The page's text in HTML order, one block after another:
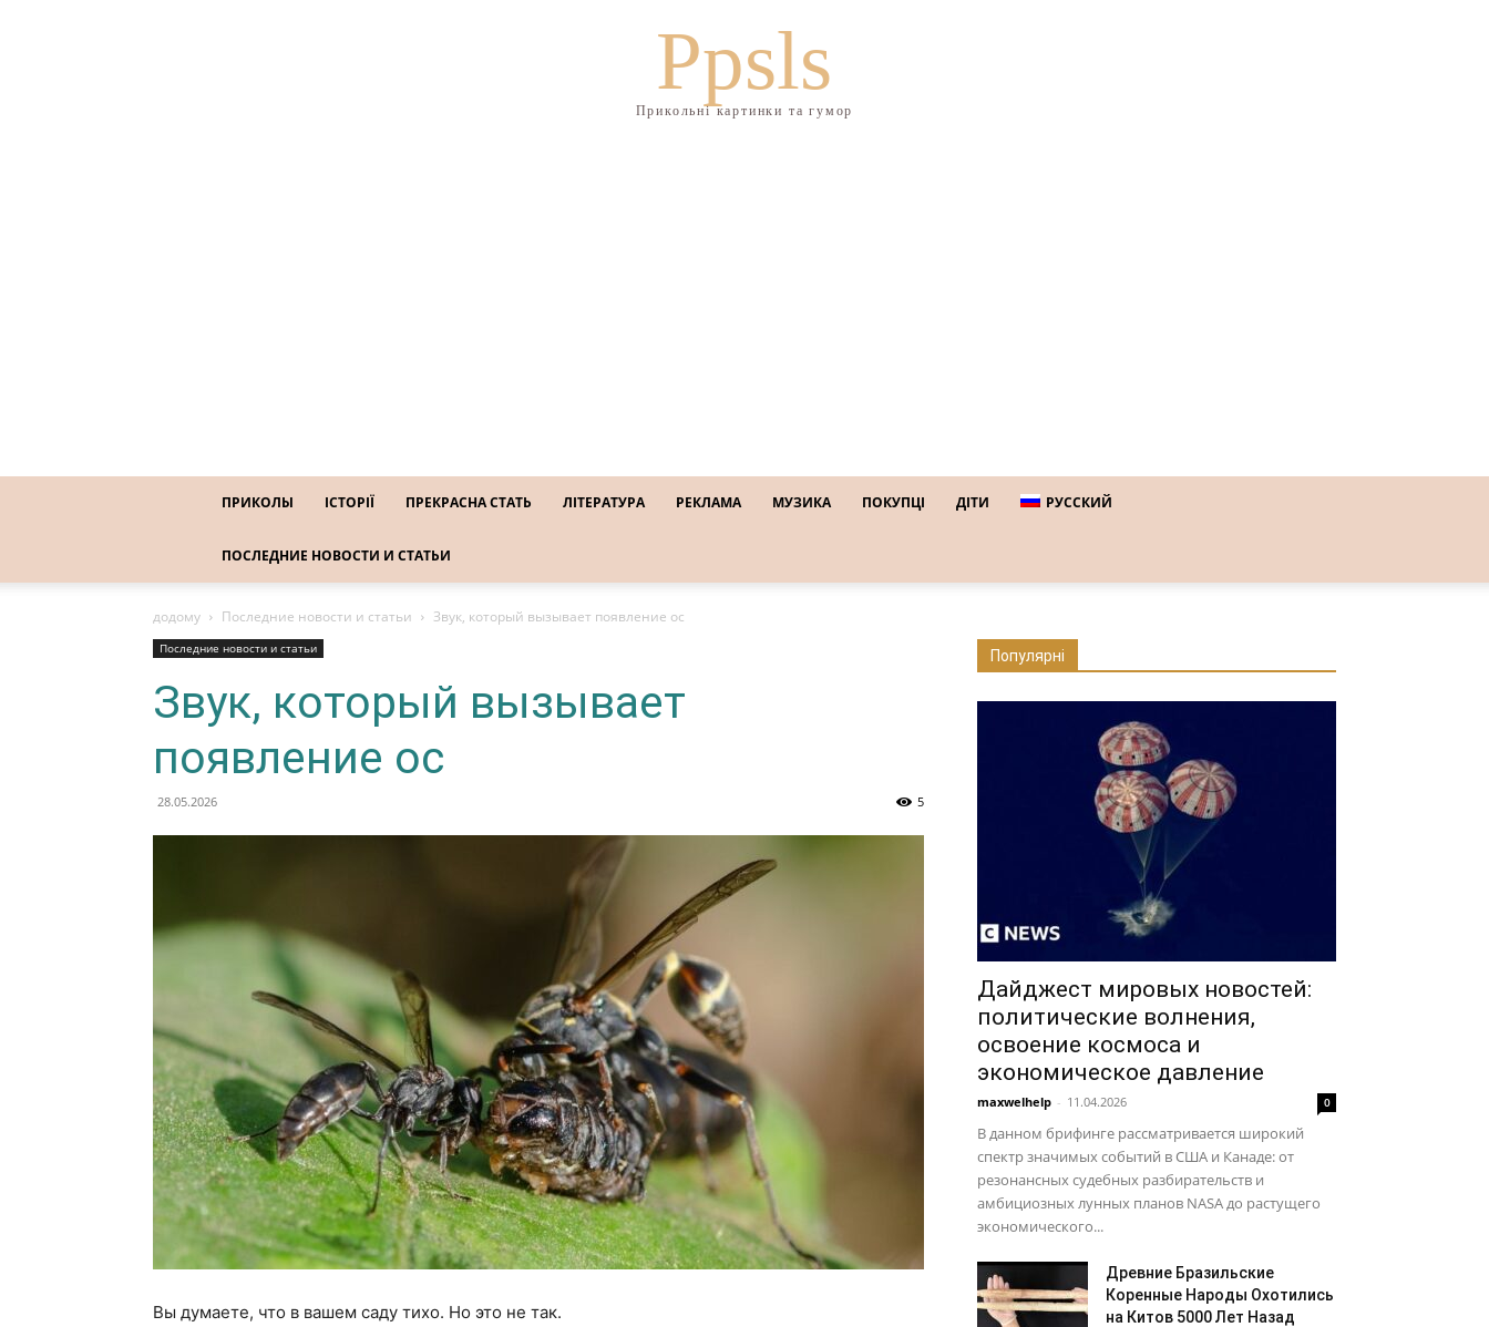
Ppsls
Прикольні картинки та гумор
ПРИКОЛЫ ІСТОРІЇ ПРЕКРАСНА СТАТЬ ЛІТЕРАТУРА РЕКЛАМА МУЗИКА ПОКУПЦІ ДІТИ РУССКИЙ
ПОСЛЕДНИЕ НОВОСТИ И СТАТЬИ
додому Последние новости и статьи Звук, который вызывает появление ос
Последние новости и статьи
Звук, который вызывает
появление ос
28.05.2026 5
Вы думаете, что в вашем саду тихо. Но это не так.
Популярні
Дайджест мировых новостей:
политические волнения,
освоение космоса и
экономическое давление
maxwelhelp - 11.04.2026 0
В данном брифинге рассматривается широкий
спектр значимых событий в США и Канаде: от
резонансных судебных разбирательств и
амбициозных лунных планов NASA до растущего
экономического...
Древние Бразильские
Коренные Народы Охотились
на Китов 5000 Лет Назад